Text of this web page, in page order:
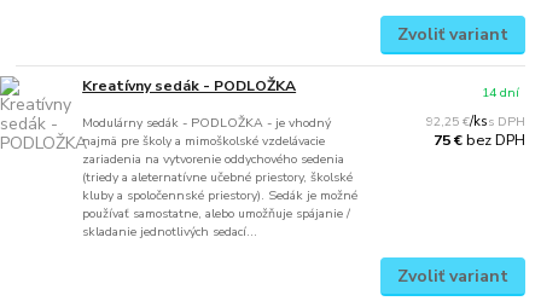
Zvoliť variant
Kreatívny sedák - PODLOŽKA
Modulárny sedák - PODLOŽKA - je vhodný
najmä pre školy a mimoškolské vzdelávacie
zariadenia na vytvorenie oddychového sedenia
(triedy a aleternatívne učebné priestory, školské
kluby a spoločennské priestory). Sedák je možné
používať samostatne, alebo umožňuje spájanie /
skladanie jednotlivých sedací...
92,25 €/ks
75 €bez DPH
14 dní
Zvoliť variant